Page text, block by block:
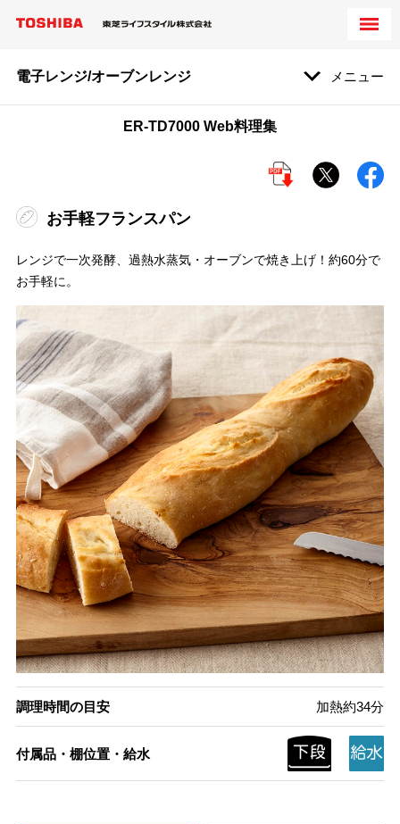
電子レンジ/オーブンレンジ メニュー
ER-TD7000 Web料理集
お手軽フランスパン
レンジで一次発酵、過熱水蒸気・オーブンで焼き上げ！約60分で
お手軽に。
調理時間の目安 加熱約34分
付属品・棚位置・給水